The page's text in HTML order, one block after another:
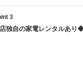
08/05
08/13
3
独自の家電レンタルあり